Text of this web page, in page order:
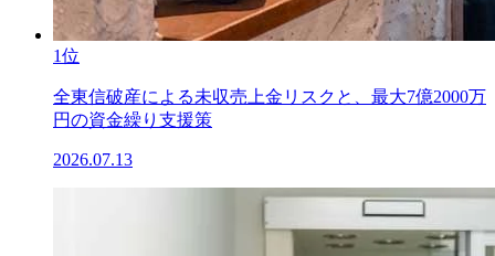
1位
全東信破産による未収売上金リスクと、最大7億2000万
円の資金繰り支援策
2026.07.13